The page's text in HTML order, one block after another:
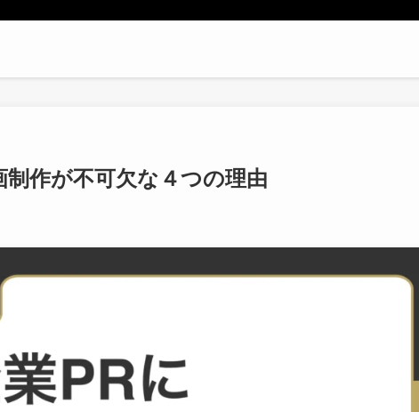
作が不可欠な４つの理由